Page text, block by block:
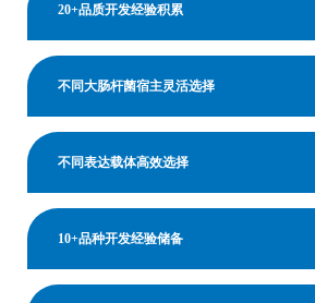
20+品质开发经验积累
不同大肠杆菌宿主灵活选择
不同表达载体高效选择
10+品种开发经验储备